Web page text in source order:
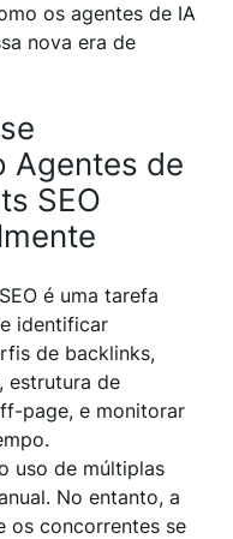
os agentes de IA
nova era de
Agentes de
SEO
é uma tarefa
identificar
de backlinks,
estrutura de
page, e monitorar
uso de múltiplas
No entanto, a
os concorrentes se